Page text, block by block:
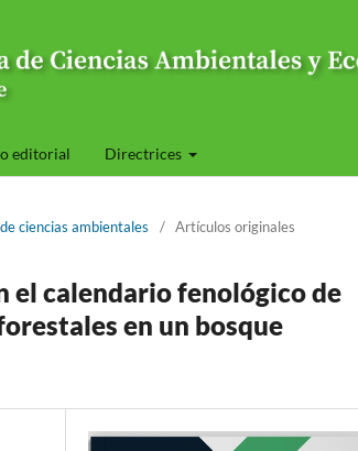
editorial Directrices
ciencias ambientales / Artículos originales
calendario fenológico de
en un bosque